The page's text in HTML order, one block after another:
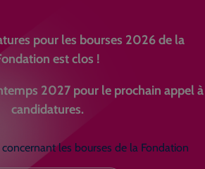
pour les bourses 2026 de la
est clos !
2027 pour le prochain appel à
candidatures.
les bourses de la Fondation